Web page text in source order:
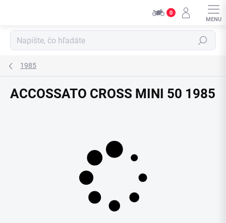
0
Hledat
1985
ACCOSSATO CROSS MINI 50 1985